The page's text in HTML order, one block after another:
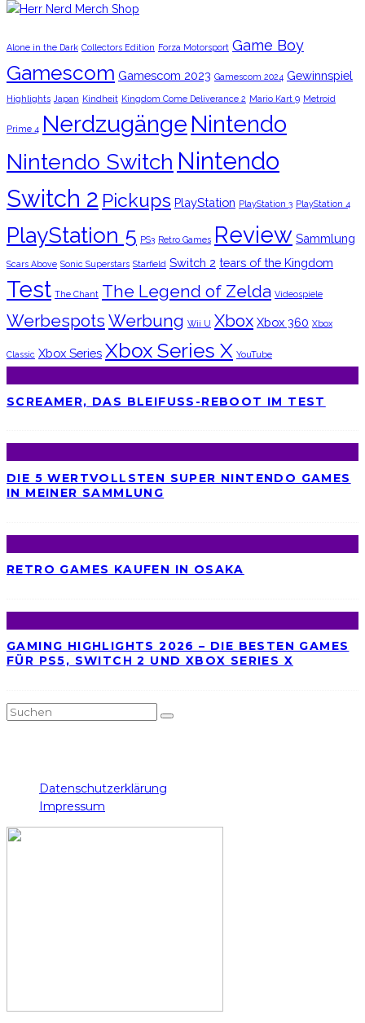
Alone in the Dark Collectors Edition Forza Motorsport Game Boy
Gamescom Gamescom 2023 Gamescom 2024 Gewinnspiel
Highlights Japan Kindheit Kingdom Come Deliverance 2 Mario Kart 9 Metroid
Prime 4 Nerdzugänge Nintendo
Nintendo Switch Nintendo
Switch 2 Pickups PlayStation PlayStation 3 PlayStation 4
PlayStation 5 PS3 Retro Games Review Sammlung
Scars Above Sonic Superstars Starfield Switch 2 tears of the Kingdom
Test The Chant The Legend of Zelda Videospiele
Werbespots Werbung Wii U Xbox Xbox 360 Xbox
Classic Xbox Series Xbox Series X YouTube
SCREAMER, DAS BLEIFUSS-REBOOT IM TEST
DIE 5 WERTVOLLSTEN SUPER NINTENDO GAMES
IN MEINER SAMMLUNG
RETRO GAMES KAUFEN IN OSAKA
GAMING HIGHLIGHTS 2026 – DIE BESTEN GAMES
FÜR PS5, SWITCH 2 UND XBOX SERIES X
Datenschutzerklärung
Impressum